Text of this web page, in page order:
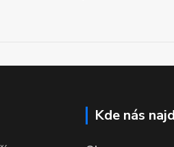
Kde nás